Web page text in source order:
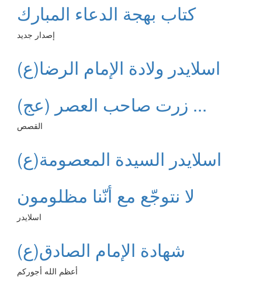
كتاب بهجة الدعاء المبارك
إصدار جديد
اسلايدر ولادة الإمام الرضا(ع)
زرت صاحب العصر (عج) ...
القصص
اسلايدر السيدة المعصومة(ع)
لا نتوجّع مع أنّنا مظلومون
اسلايدر
شهادة الإمام الصادق(ع)
أعظم الله أجوركم